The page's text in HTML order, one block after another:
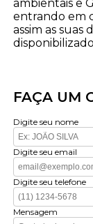
ambientais e
entrando em
assim as suas
FAÇA UM
Digite seu nome
Digite seu email
Digite seu telefone
Mensagem